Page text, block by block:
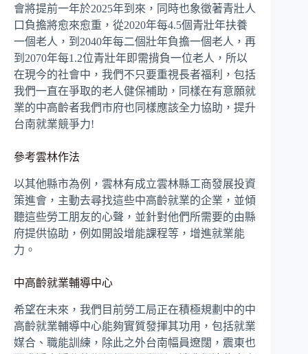
會將提前一年於2025年到來，同時也象徵著青壯人
口負擔將愈來愈重，從2020年每4.5個青壯年扶養
一個老人，到2040年每二個壯年負擔一個老人，再
到2070年每1.2位青壯年即需揹負一位老人，所以
在現今的社會中，我們不只要重視長者福利，包括
我們一直在爭取的老人健保補助，同樣在有意願就
業的中高齡者我們市府也同樣應該全力協助，提升
台南就業競爭力!
參考雲林作法
以其他縣市為例，雲林有成立雲林縣工商發展投資
策進會，主動去尋找這些中高齡就業的企業，並傾
聽這些勞工朋友的心聲，並針對他們所需要的由縣
府提供協助，例如開設增能課程等，增進就業能
力。
中高齡就業輔導中心
希望在未來，我們目前勞工局正在積極規劃中的中
高齡就業輔導中心能夠實質發揮其功用，包括就業
媒合、職能訓練，除此之外台南幅員遼闊，震東也